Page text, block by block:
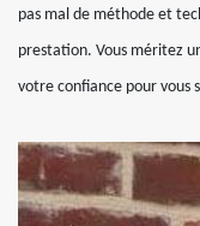
pas mal de méthode et
prestation. Vous méritez
votre confiance pour vous